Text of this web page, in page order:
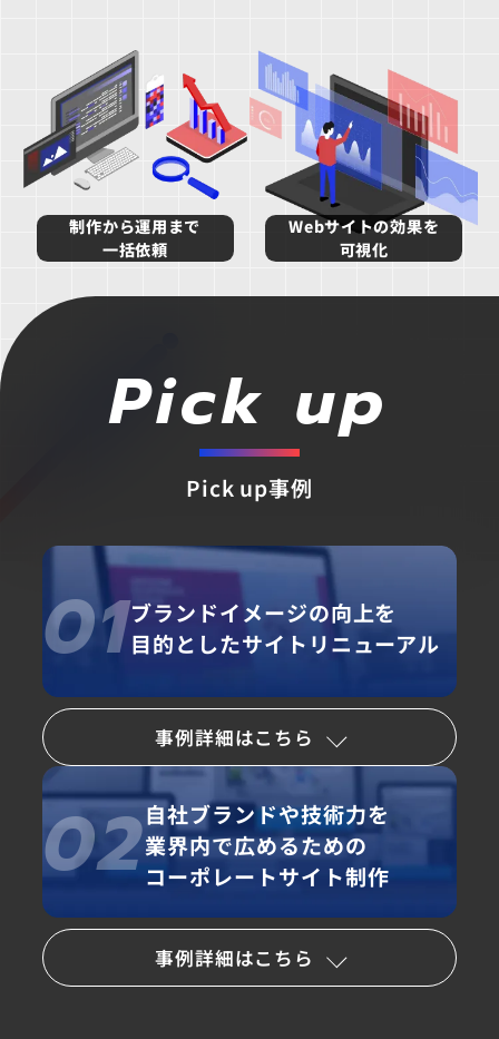
ブランディング設計
About
Company
Blog
Privacy policy
制作から運用まで
一括依頼
Webサイトの効果を
可視化
Pick up
Pick up事例
01ブランドイメージの向上を
目的としたサイトリニューアル
事例詳細はこちら
02自社ブランドや技術力を
業界内で広めるための
コーポレートサイト制作
事例詳細はこちら